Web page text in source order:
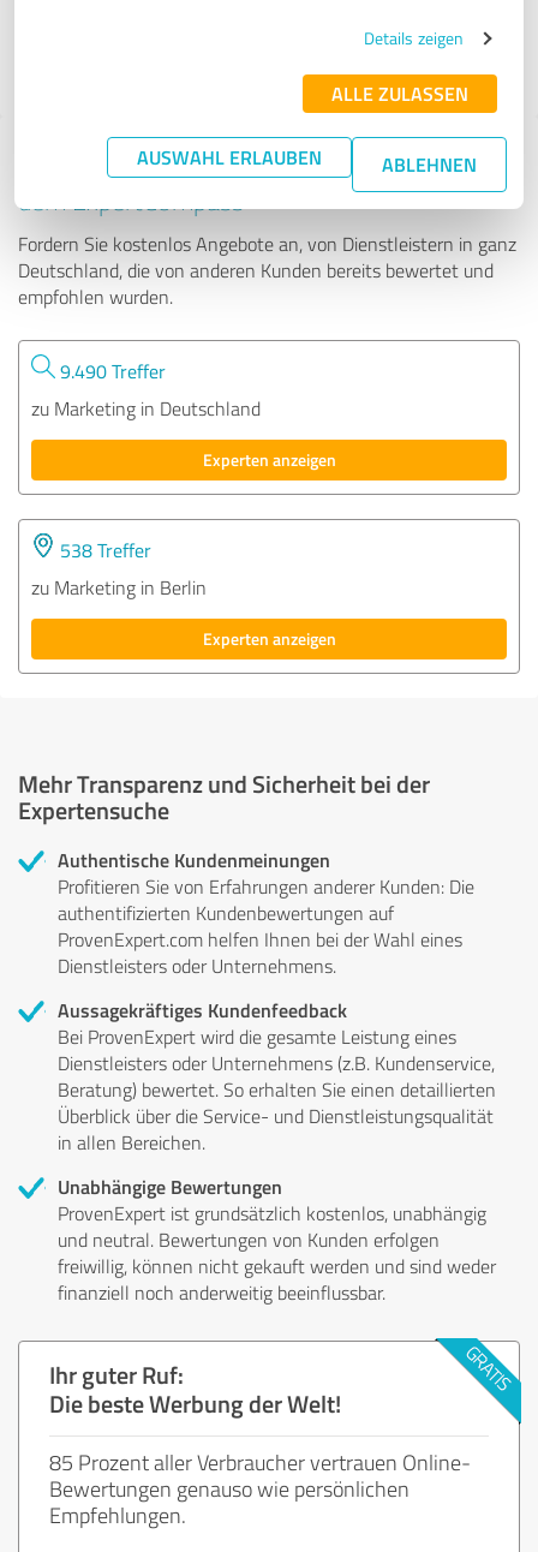
Details zeigen
ALLE ZULASSEN
AUSWAHL ERLAUBEN ABLEHNEN
Tipp: Die passenden Experten finden - mit
dem ExpertCompass
Fordern Sie kostenlos Angebote an, von Dienstleistern in ganz
Deutschland, die von anderen Kunden bereits bewertet und
empfohlen wurden.
9.490 Treffer
zu Marketing in Deutschland
Experten anzeigen
538 Treffer
zu Marketing in Berlin
Experten anzeigen
Mehr Transparenz und Sicherheit bei der
Expertensuche
Authentische Kundenmeinungen
Profitieren Sie von Erfahrungen anderer Kunden: Die
authentifizierten Kundenbewertungen auf
ProvenExpert.com helfen Ihnen bei der Wahl eines
Dienstleisters oder Unternehmens.
Aussagekräftiges Kundenfeedback
Bei ProvenExpert wird die gesamte Leistung eines
Dienstleisters oder Unternehmens (z.B. Kundenservice,
Beratung) bewertet. So erhalten Sie einen detaillierten
Überblick über die Service- und Dienstleistungsqualität
in allen Bereichen.
Unabhängige Bewertungen
ProvenExpert ist grundsätzlich kostenlos, unabhängig
und neutral. Bewertungen von Kunden erfolgen
freiwillig, können nicht gekauft werden und sind weder
finanziell noch anderweitig beeinflussbar.
Ihr guter Ruf:
Die beste Werbung der Welt!
85 Prozent aller Verbraucher vertrauen Online-
Bewertungen genauso wie persönlichen
Empfehlungen.